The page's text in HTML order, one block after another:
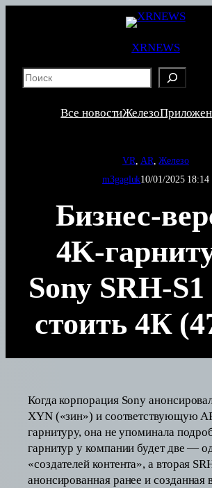
XRNEWS
Все новостиЖелезо
VR AR , Железо
m3gagluk10/01/2025 18:14
Бизнес-
4K-
Sony SRH-S1
стоить 4К
Когда корпорация Sony
XYN («зин») и соответствующую
гарнитуру, она не упоминала
гарнитур у компании будет две —
«создателей контента», а вторая
анонсированная ранее и созданная